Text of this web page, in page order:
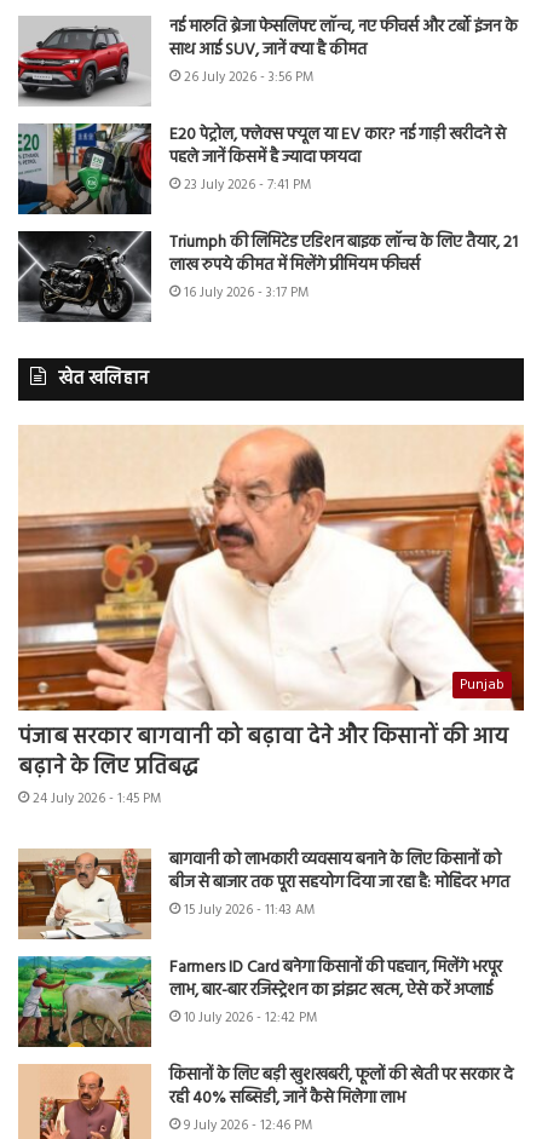
नई मारुति ब्रेजा फेसलिफ्ट लॉन्च, नए फीचर्स और टर्बो इंजन के
साथ आई SUV, जानें क्या है कीमत
26 July 2026 - 3:56 PM
E20 पेट्रोल, फ्लेक्स फ्यूल या EV कार? नई गाड़ी खरीदने से
पहले जानें किसमें है ज्यादा फायदा
23 July 2026 - 7:41 PM
Triumph की लिमिटेड एडिशन बाइक लॉन्च के लिए तैयार, 21
लाख रुपये कीमत में मिलेंगे प्रीमियम फीचर्स
16 July 2026 - 3:17 PM
खेत खलिहान
Punjab
पंजाब सरकार बागवानी को बढ़ावा देने और किसानों की आय
बढ़ाने के लिए प्रतिबद्ध
24 July 2026 - 1:45 PM
बागवानी को लाभकारी व्यवसाय बनाने के लिए किसानों को
बीज से बाजार तक पूरा सहयोग दिया जा रहा है: मोहिंदर भगत
15 July 2026 - 11:43 AM
Farmers ID Card बनेगा किसानों की पहचान, मिलेंगे भरपूर
लाभ, बार-बार रजिस्ट्रेशन का झंझट खत्म, ऐसे करें अप्लाई
10 July 2026 - 12:42 PM
किसानों के लिए बड़ी खुशखबरी, फूलों की खेती पर सरकार दे
रही 40% सब्सिडी, जानें कैसे मिलेगा लाभ
9 July 2026 - 12:46 PM